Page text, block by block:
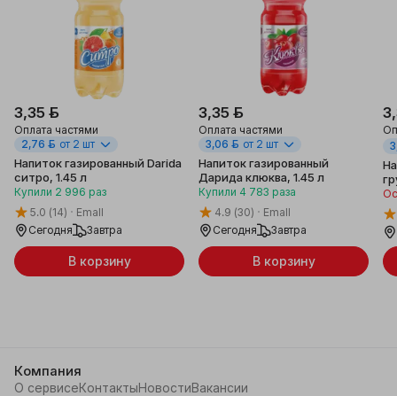
3,35 ƃ
Оплата частями
2,76 ƃ от 2 шт
Напиток газированный Darida
ситро, 1.45 л
Купили 2 996 раз
5.0 (14)
Emall
Сегодня
Завтра
В корзину
3,35 ƃ
Оплата частями
3,06 ƃ от 2 шт
Напиток газированный
Дарида клюква, 1.45 л
Купили 4 783 раза
4.9 (30)
Emall
Сегодня
Завтра
В корзину
Компания
О сервисеКонтактыНовостиВакансии